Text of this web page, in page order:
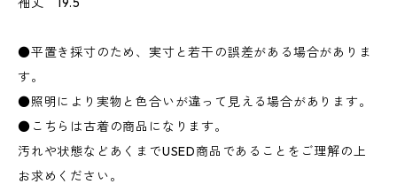
●平置き採寸のため、実寸と若干の誤差がある場合がありま
す。
●照明により実物と色合いが違って見える場合があります。
●こちらは古着の商品になります。
汚れや状態などあくまでUSED商品であることをご理解の上
お求めください。